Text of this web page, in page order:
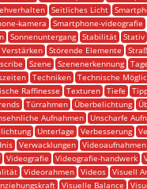
Seitliches Licht
kamera
Smartphone-videografie
Sonnenuntergang Stabilität Stativ
Störende Elemente
Szene Szenenerkennung
Techniken
Technische
Raffinesse
Texturen Tiefe
Türrahmen Überbelichtung
Aufnahmen
Unscharfe
Unterlage Verbesserung
Verwacklungen Videoaufnahmen
Videografie Videografie-handwerk
Videorahmen Videos Visuell
Visuelle Balance